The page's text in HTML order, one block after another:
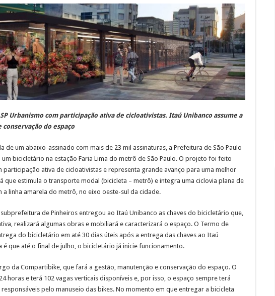
Urbanismo com participação ativa de cicloativistas. Itaú Unibanco assume a
do espaço
de um abaixo-assinado com mais de 23 mil assinaturas, a Prefeitura de São Paulo
bicicletário na estação Faria Lima do metrô de São Paulo. O projeto foi feito
participação ativa de cicloativistas e representa grande avanço para uma melhor
que estimula o transporte modal (bicicleta – metrô) e integra uma ciclovia plana de
a linha amarela do metrô, no eixo oeste-sul da cidade.
de Pinheiros entregou ao Itaú Unibanco as chaves do bicicletário que,
realizará algumas obras e mobiliará e caracterizará o espaço. O Termo de
do bicicletário em até 30 dias úteis após a entrega das chaves ao Itaú
é que até o final de julho, o bicicletário já inicie funcionamento.
da Compartibike, que fará a gestão, manutenção e conservação do espaço. O
horas e terá 102 vagas verticais disponíveis e, por isso, o espaço sempre terá
pelo manuseio das bikes. No momento em que entregar a bicicleta